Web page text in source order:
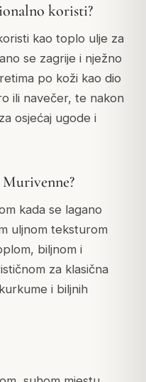
koristi?
kao toplo ulje za
se zagrije i nježno
po koži kao dio
ili navečer, te nakon
osjećaj ugode i
kada se lagano
uljnom teksturom
biljnom i
za klasična
i biljnih